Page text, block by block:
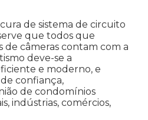
de sistema de circuito
que todos que
câmeras contam com a
deve-se a
e moderno, e
confiança,
de condomínios
indústrias, comércios,